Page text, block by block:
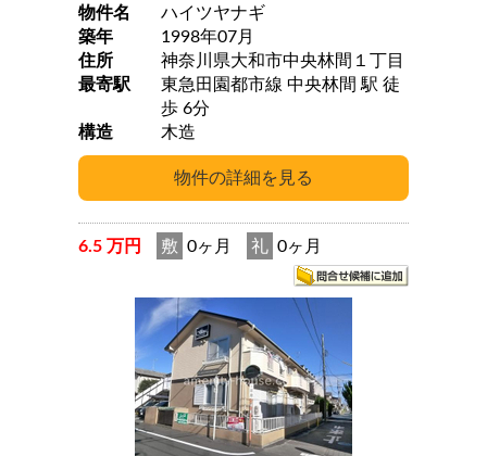
物件名
ハイツヤナギ
築年
1998年07月
住所
神奈川県大和市中央林間１丁目
最寄駅
東急田園都市線 中央林間 駅 徒
歩 6分
構造
木造
6.5 万円 敷 0ヶ月 礼 0ヶ月